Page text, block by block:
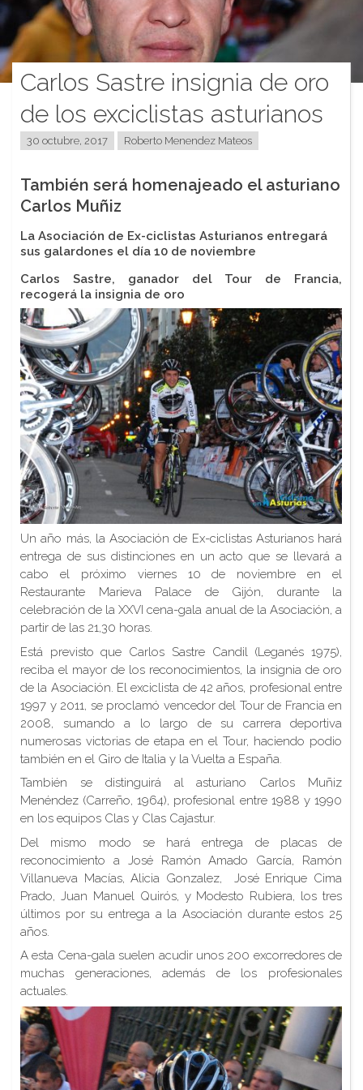
Carlos Sastre insignia de oro
de los exciclistas asturianos
30 octubre, 2017 Roberto Menendez Mateos
También será homenajeado el asturiano
Carlos Muñiz
La Asociación de Ex-ciclistas Asturianos entregará
sus galardones el día 10 de noviembre
Carlos Sastre, ganador del Tour de Francia,
recogerá la insignia de oro
Un año más, la Asociación de Ex-ciclistas Asturianos hará
entrega de sus distinciones en un acto que se llevará a
cabo el próximo viernes 10 de noviembre en el
Restaurante Marieva Palace de Gijón, durante la
celebración de la XXVI cena-gala anual de la Asociación, a
partir de las 21,30 horas.
Está previsto que Carlos Sastre Candil (Leganés 1975),
reciba el mayor de los reconocimientos, la insignia de oro
de la Asociación. El exciclista de 42 años, profesional entre
1997 y 2011, se proclamó vencedor del Tour de Francia en
2008, sumando a lo largo de su carrera deportiva
numerosas victorias de etapa en el Tour, haciendo podio
también en el Giro de Italia y la Vuelta a España.
También se distinguirá al asturiano Carlos Muñiz
Menéndez (Carreño, 1964), profesional entre 1988 y 1990
en los equipos Clas y Clas Cajastur.
Del mismo modo se hará entrega de placas de
reconocimiento a José Ramón Amado García, Ramón
Villanueva Macías, Alicia Gonzalez, José Enrique Cima
Prado, Juan Manuel Quirós, y Modesto Rubiera, los tres
últimos por su entrega a la Asociación durante estos 25
años.
A esta Cena-gala suelen acudir unos 200 excorredores de
muchas generaciones, además de los profesionales
actuales.